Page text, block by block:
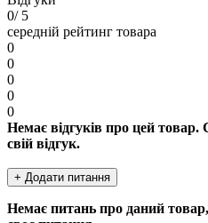
0/ 5
середній рейтинг товара
0
0
0
0
0
Немає відгуків про цей
свій відгук.
+ Додати питання
Немає питань про даний